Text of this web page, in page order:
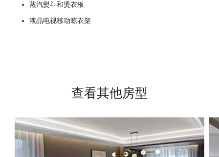
蒸汽熨斗和烫衣板
液晶电视移动晾衣架
查看其他房型